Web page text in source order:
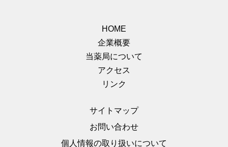
HOME
企業概要
当薬局について
アクセス
リンク
サイトマップ
お問い合わせ
個人情報の取り扱いについて